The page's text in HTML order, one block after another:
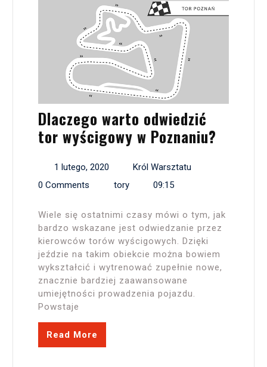
Dlaczego warto odwiedzić
tor wyścigowy w Poznaniu?
1 lutego, 2020
Król Warsztatu
0 Comments
tory 09:15
Wiele się ostatnimi czasy mówi o tym, jak
bardzo wskazane jest odwiedzanie przez
kierowców torów wyścigowych. Dzięki
jeździe na takim obiekcie można bowiem
wykształcić i wytrenować zupełnie nowe,
znacznie bardziej zaawansowane
umiejętności prowadzenia pojazdu.
Powstaje
Read More